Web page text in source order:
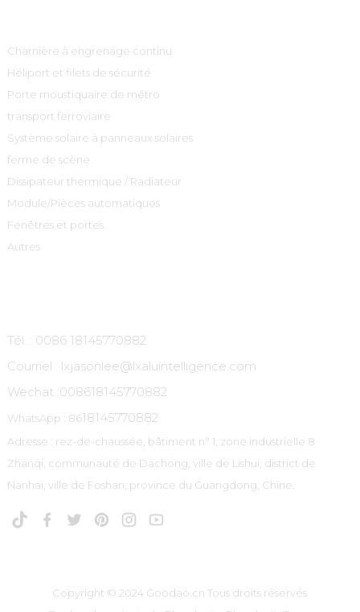
Charnière à engrenage continu
Héliport et filets de sécurité
Porte moustiquaire de métro
transport ferroviaire
Système solaire à panneaux solaires
ferme de scène
Dissipateur thermique / Radiateur
Module/Pièces automatiques
Fenêtres et portes
Autres
Tél. : 0086 18145770882
Courriel : lxjasonlee@lxaluintelligence.com
Wechat :008618145770882
WhatsApp : 8618145770882
Adresse : rez-de-chaussée, bâtiment n° 1, zone industrielle 8
Zhanqi, communauté de Dachong, ville de Lishui, district de
Nanhai, ville de Foshan, province du Guangdong, Chine.
Copyright © 2024 Goodao.cn Tous droits réservés